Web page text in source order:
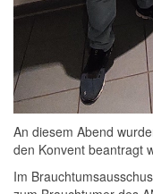
An diesem Abend
den Konvent beantragt
Im